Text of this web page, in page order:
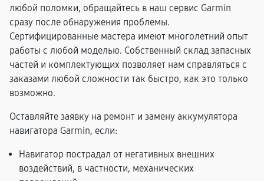
любой поломки, обращайтесь в наш сервис Garmin
сразу после обнаружения проблемы.
Сертифицированные мастера имеют многолетний опыт
работы с любой моделью. Собственный склад запасных
частей и комплектующих позволяет нам справляться с
заказами любой сложности так быстро, как это только
возможно.
Оставляйте заявку на ремонт и замену аккумулятора
навигатора Garmin, если:
Навигатор пострадал от негативных внешних
воздействий, в частности, механических